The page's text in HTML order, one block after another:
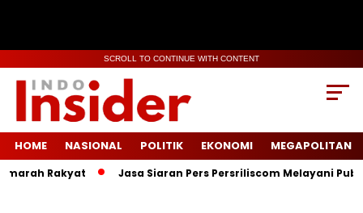
SCROLL TO CONTINUE WITH CONTENT
HOME NASIONAL POLITIK EKONOMI MEGAPOLITAN
Rakyat Jasa Siaran Pers Persriliscom Melayani Publikasi